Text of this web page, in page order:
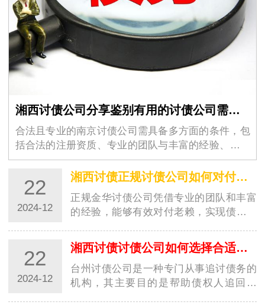
湘西讨债公司分享鉴别有用的讨债公司需要的条件
合法且专业的南京讨债公司需具备多方面的条件，包
括合法的注册资质、专业的团队与丰富的经验、完善
的服务流程与透明的收费标…
22
2024-12
湘西讨债正规讨债公司如何对付老赖？都有哪些高招？
正规金华讨债公司凭借专业的团队和丰富
的经验，能够有效对付老赖，实现债务追
更加规范…
22
2024-12
湘西讨债讨债公司如何选择合适的收费方式？
台州讨债公司是一种专门从事追讨债务的
机构，其主要目的是帮助债权人追回欠